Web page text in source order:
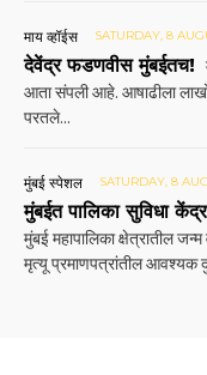
माय व्हॉईस SATURDAY, 8
देवेंद्र फडणवीस मुंबईतच!
आता संपली आहे. आषाढीला लाखो
परतले...
मुंबई स्पेशल SATURDAY, 8
मुंबईत पालिका सुविधा
मुंबई महापालिका क्षेत्रातील
मृत्यू प्रमाणपत्रांतील आवश्यक